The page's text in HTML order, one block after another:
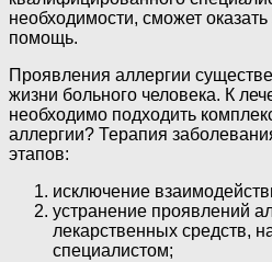
необходимости, сможет
помощь.
Проявления аллергии
жизни больного человека. К
необходимо подходить
аллергии? Терапия
этапов:
исключение
устранение проявлений
лекарственных средств,
специалистом;